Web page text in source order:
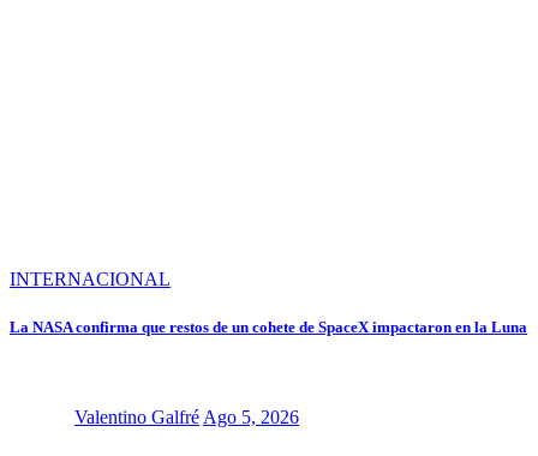
INTERNACIONAL
La NASA confirma que restos de un cohete de SpaceX impactaron en la Luna
Valentino Galfré Ago 5, 2026